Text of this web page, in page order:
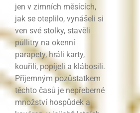
jen v zimních měsících,
jak se oteplilo, vynášeli si
ven své stolky, stavěli
půllitry na okenní
parapety, hráli karty,
kouřili, popíjeli a klábosili.
Příjemným pozůstatkem
těchto časů je nepřeberné
množství hospůdek a